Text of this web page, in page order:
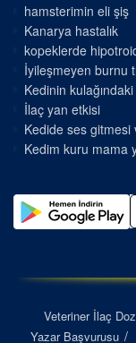
hamsterimin eli şiş
Kanarya hastalık
kopeklerde
İyileşmeyen burnu
Kedinin
İlaç yan etkisi
Kedide ses gitmesi
Kedim kuru mama
Veteriner İlaç
Yazar Başvurusu